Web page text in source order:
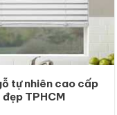
tự nhiên cao cấp
đẹp TPHCM